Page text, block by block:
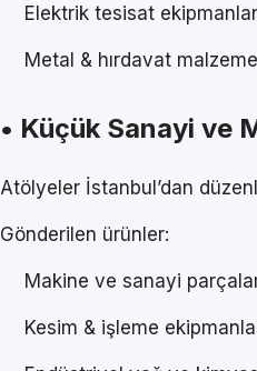
Elektrik tesisat
Metal & hırdavat
• Küçük Sanayi ve
Atölyeler İstanbul’dan
Gönderilen ürünler:
Makine ve sanayi
Kesim & işleme